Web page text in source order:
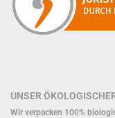
UNSER
Wir verpacken 100%